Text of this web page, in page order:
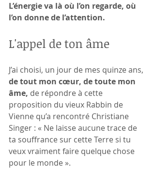
L’énergie va là où l’on regarde, où
l’on donne de l’attention.
L'appel de ton âme
J’ai choisi, un jour de mes quinze ans,
de tout mon cœur, de toute mon
âme, de répondre à cette
proposition du vieux Rabbin de
Vienne qu’a rencontré Christiane
Singer : « Ne laisse aucune trace de
ta souffrance sur cette Terre si tu
veux vraiment faire quelque chose
pour le monde ».